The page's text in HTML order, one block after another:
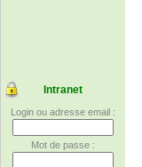
Intranet
Login ou adresse email :
Mot de passe :